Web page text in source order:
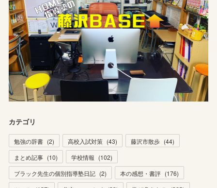
カテゴリ
勉強の辞書 (2) 高校入試対策 (43) 藤沢市散歩 (44)
まとめ記事 (10) 学校情報 (102)
ブラック先生の個別指導塾日記 (2) 本の感想・書評 (176)